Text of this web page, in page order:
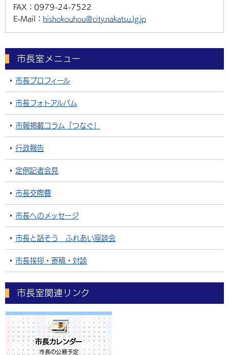
FAX： 0979-24-7522
E-Mail： hishokouhou@city.nakatsu.lg.jp
市長室メニュー
市長プロフィール
市長フォトアルバム
市報掲載コラム「つなぐ」
行政報告
定例記者会見
市長交際費
市長へのメッセージ
市長と話そう ふれあい座談会
市長挨拶・寄稿・対談
市長室関連リンク